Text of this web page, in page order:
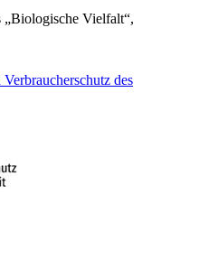
„Biologische Vielfalt“,
des